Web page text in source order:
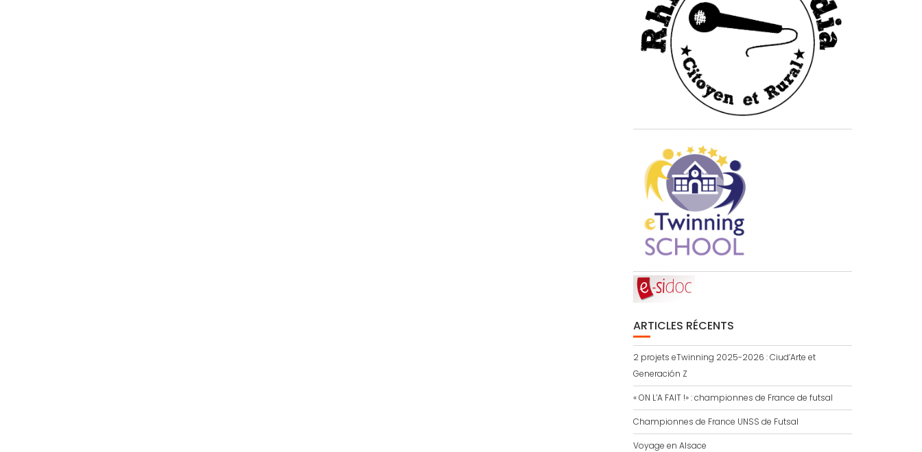
ARTICLES RÉCENTS
2 projets eTwinning 2025-2026 : Ciud’Arte et
Generación Z
« ON L’A FAIT !» : championnes de France de futsal
Championnes de France UNSS de Futsal
Voyage en Alsace